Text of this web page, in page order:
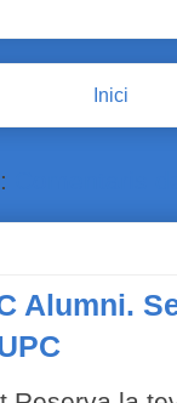
Inici
Alumni.